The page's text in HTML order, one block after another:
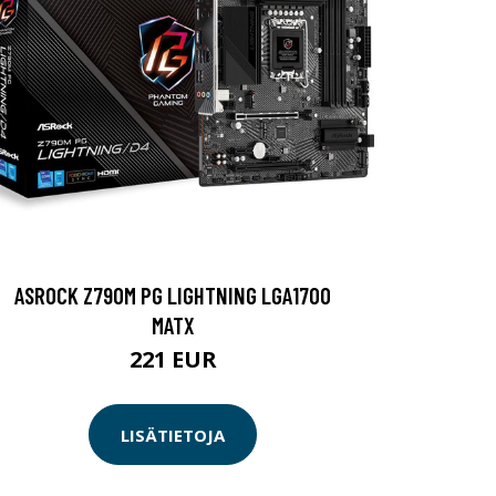
ASROCK Z790M PG LIGHTNING LGA1700
MATX
221 EUR
LISÄTIETOJA